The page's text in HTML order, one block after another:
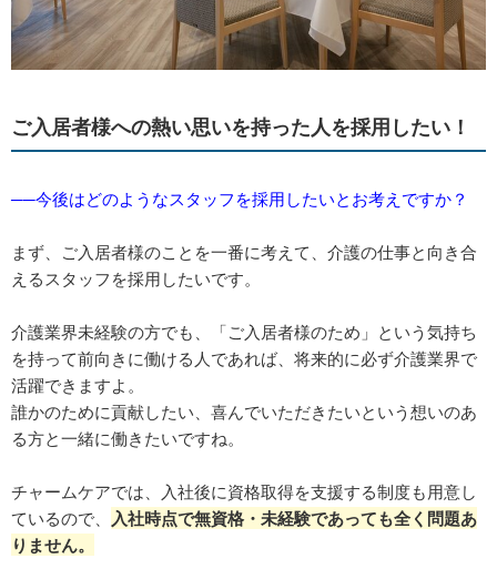
ご入居者様への熱い思いを持った人を採用したい！
──今後はどのようなスタッフを採用したいとお考えですか？
まず、ご入居者様のことを一番に考えて、介護の仕事と向き合
えるスタッフを採用したいです。
介護業界未経験の方でも、「ご入居者様のため」という気持ち
を持って前向きに働ける人であれば、将来的に必ず介護業界で
活躍できますよ。
誰かのために貢献したい、喜んでいただきたいという想いのあ
る方と一緒に働きたいですね。
チャームケアでは、入社後に資格取得を支援する制度も用意し
ているので、 入社時点で無資格・未経験であっても全く問題あ
りません。